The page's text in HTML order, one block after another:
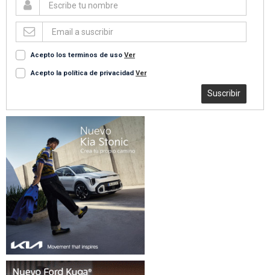
Acepto los terminos de uso Ver
Acepto la política de privacidad Ver
Suscribir